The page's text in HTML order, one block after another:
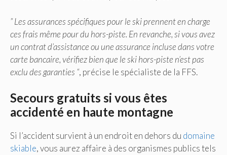
” Les assurances spécifiques pour le ski prennent en charge
ces frais même pour du hors-piste. En revanche, si vous avez
un contrat d’assistance ou une assurance incluse dans votre
carte bancaire, vérifiez bien que le ski hors-piste n’est pas
exclu des garanties “, précise le spécialiste de la FFS.
Secours gratuits si vous êtes
accidenté en haute montagne
Si l’accident survient à un endroit en dehors du domaine
skiable, vous aurez affaire à des organismes publics tels